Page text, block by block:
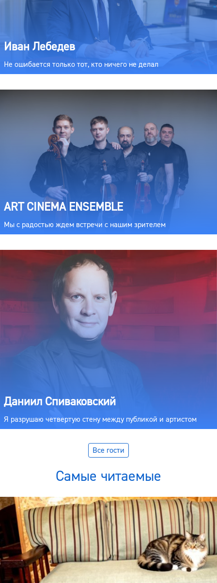
Иван Лебедев
Не ошибается только тот, кто ничего не делал
ART CINEMA ENSEMBLE
Мы с радостью ждем встречи с нашим зрителем
Даниил Спиваковский
Я разрушаю четвертую стену между публикой и артистом
Все гости
Самые читаемые